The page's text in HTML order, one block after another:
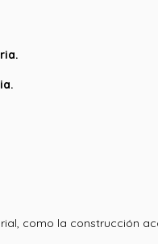
como la construcción